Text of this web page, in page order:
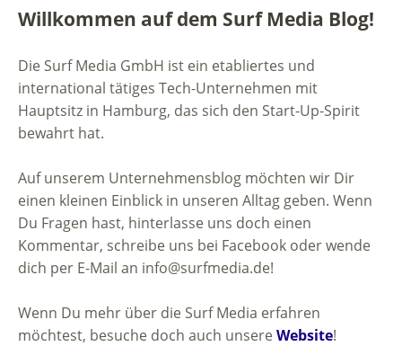
Willkommen auf dem Surf Media Blog!
Die Surf Media GmbH ist ein etabliertes und
international tätiges Tech-Unternehmen mit
Hauptsitz in Hamburg, das sich den Start-Up-Spirit
bewahrt hat.
Auf unserem Unternehmensblog möchten wir Dir
einen kleinen Einblick in unseren Alltag geben. Wenn
Du Fragen hast, hinterlasse uns doch einen
Kommentar, schreibe uns bei Facebook oder wende
dich per E-Mail an info@surfmedia.de!
Wenn Du mehr über die Surf Media erfahren
möchtest, besuche doch auch unsereWebsite!